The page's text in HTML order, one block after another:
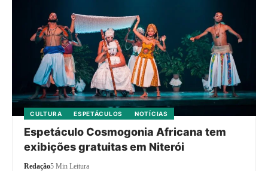
CULTURA ESPETÁCULOS NOTÍCIAS
Espetáculo Cosmogonia Africana tem
exibições gratuitas em Niterói
Redação5 Min Leitura